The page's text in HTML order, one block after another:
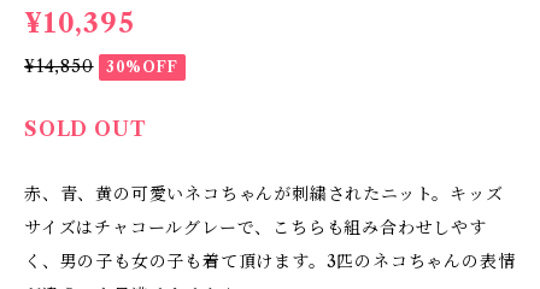
¥10,395
¥14,850 30%OFF
SOLD OUT
赤、青、黄の可愛いネコちゃんが刺繍されたニット。キッズ
サイズはチャコールグレーで、こちらも組み合わせしやす
く、男の子も女の子も着て頂けます。3匹のネコちゃんの表情